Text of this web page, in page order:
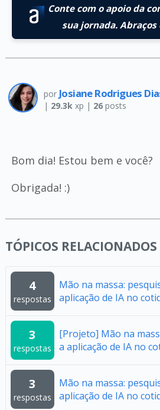
Conte com o apoio da
sua jornada. Abraços
por Josiane Rodrigues
| 29.3k xp | 26posts
Bom dia! Estou bem e você?
Obrigada! :)
TÓPICOS RELACIONADOS
4
respostas
Mão na massa:
aplicação de IA no
3
respostas
[Projeto] Mão na
a aplicação de IA no
3
respostas
Mão na massa:
aplicação de IA no